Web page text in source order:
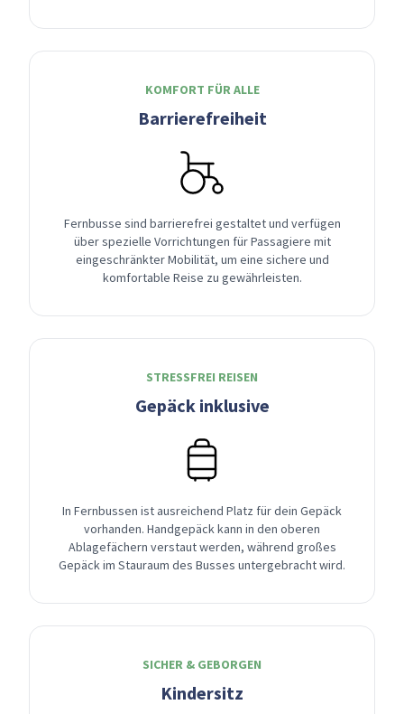
KOMFORT FÜR ALLE
Barrierefreiheit
Fernbusse sind barrierefrei gestaltet und verfügen
über spezielle Vorrichtungen für Passagiere mit
eingeschränkter Mobilität, um eine sichere und
komfortable Reise zu gewährleisten.
STRESSFREI REISEN
Gepäck inklusive
In Fernbussen ist ausreichend Platz für dein Gepäck
vorhanden. Handgepäck kann in den oberen
Ablagefächern verstaut werden, während großes
Gepäck im Stauraum des Busses untergebracht wird.
SICHER & GEBORGEN
Kindersitz